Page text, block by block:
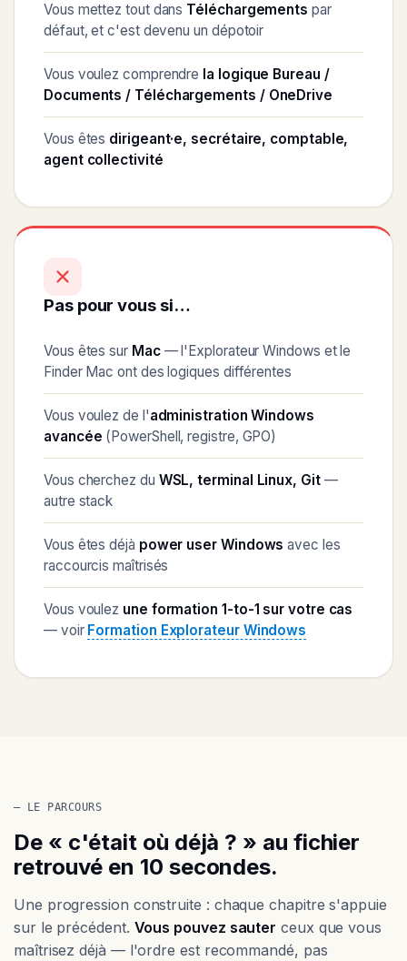
Vous mettez tout dans Téléchargements par
défaut, et c'est devenu un dépotoir
Vous voulez comprendre la logique Bureau /
Documents / Téléchargements / OneDrive
Vous êtes dirigeant·e, secrétaire, comptable,
agent collectivité
Pas pour vous si…
Vous êtes sur Mac— l'Explorateur Windows et le
Finder Mac ont des logiques différentes
Vous voulez de l'administration Windows
avancée (PowerShell, registre, GPO)
Vous cherchez du WSL, terminal Linux, Git—
autre stack
Vous êtes déjà power user Windows avec les
raccourcis maîtrisés
Vous voulez une formation 1-to-1 sur votre cas
— voir Formation Explorateur Windows
— LE PARCOURS
De « c'était où déjà ? » au fichier
retrouvé en 10 secondes.
Une progression construite : chaque chapitre s'appuie
sur le précédent. Vous pouvez sauter ceux que vous
maîtrisez déjà — l'ordre est recommandé, pas